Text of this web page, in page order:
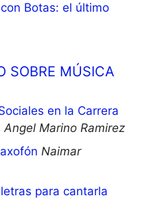
Botas: el último
SOBRE MÚSICA
en la Carrera
Angel Marino Ramirez
Naimar
para cantarla